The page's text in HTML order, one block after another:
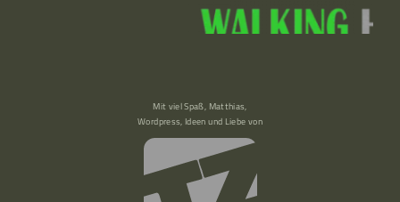
Mit viel Spaß, Matthias,
Wordpress, Ideen und Liebe von